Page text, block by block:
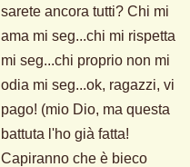
sarete ancora tutti? Chi mi
ama mi seg...chi mi rispetta
mi seg...chi proprio non mi
odia mi seg...ok, ragazzi, vi
pago! (mio Dio, ma questa
battuta l'ho già fatta!
Capiranno che è bieco